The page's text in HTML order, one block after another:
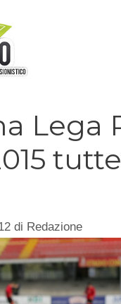
Lega
di Redazione